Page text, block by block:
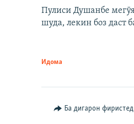
Пулиси Душанбе
шуда, лекин боз даст
Идома
Ба дигарон фиристед